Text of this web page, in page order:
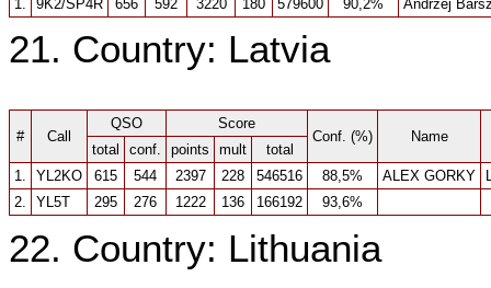
1.
9K2/SP4R 656 592 3220 180 579600 90,2% Andrzej
21. Country: Latvia
# Call
QSO
Score
Conf. (%)
Name
total
conf. points mult
total
1.
YL2KO 615 544 2397 228 546516 88,5% ALEX GORKY
2.
YL5T 295 276 1222 136 166192 93,6%
22. Country: Lithuania